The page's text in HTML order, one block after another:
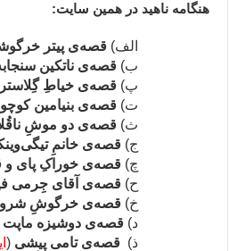
هنگامه ناهید در همین سایت:
الف)قصه‌ی پیتر
ب) قصه‌ی ناتکین
پ) قصه‌ی خیاطِ گِلاستر
ت) قصه‌ی بنیامین
ث) قصه‌ی دو موشِ
ج)قصه‌ی خانمِ
چ)قصه‌ی خوراکِ پای و
ح)قصه‌ی آقای جِرمی
خ) قصه‌ی خرگوشِ
د) قصه‌ی دوشیزه ماپت
ذ) قصه‌ی تامی پیشی (